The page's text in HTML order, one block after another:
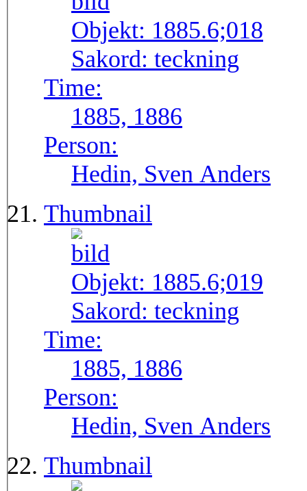
Objekt: 1885.6;018
Sakord: teckning
Time:
1885, 1886
Person:
Hedin, Sven Anders
Thumbnail
Objekt: 1885.6;019
Sakord: teckning
Time:
1885, 1886
Person:
Hedin, Sven Anders
Thumbnail